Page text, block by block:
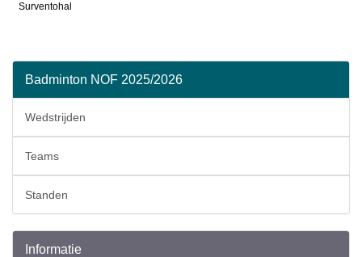
Surventohal
Badminton NOF 2025/2026
Wedstrijden
Teams
Standen
Informatie